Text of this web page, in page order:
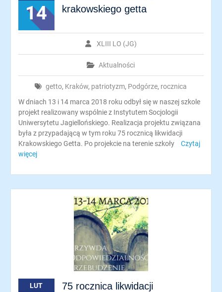
14
krakowskiego getta
XLIII LO (JG)
Aktualności
getto, Kraków, patriotyzm, Podgórze, rocznica
W dniach 13 i 14 marca 2018 roku odbył się w naszej szkole
projekt realizowany wspólnie z Instytutem Socjologii
Uniwersytetu Jagiellońskiego. Realizacja projektu związana
była z przypadającą w tym roku 75 rocznicą likwidacji
Krakowskiego Getta. Po projekcie na terenie szkoły
Czytaj
więcej
LUT
75 rocznica likwidacji